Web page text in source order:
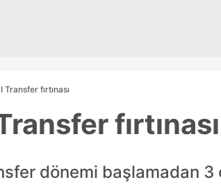
fırtınası
fırtınası
dönemi başlamadan